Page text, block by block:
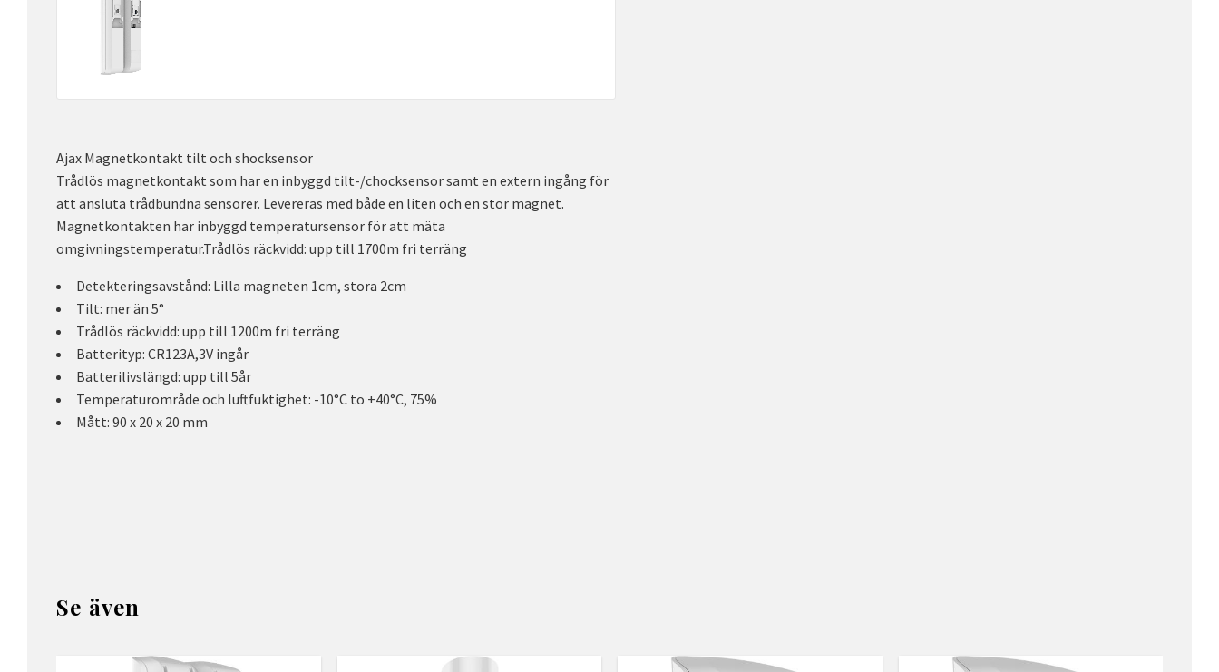
Ajax Magnetkontakt tilt och shocksensor
Trådlös magnetkontakt som har en inbyggd tilt-/chocksensor samt en extern ingång för
att ansluta trådbundna sensorer. Levereras med både en liten och en stor magnet.
Magnetkontakten har inbyggd temperatursensor för att mäta
omgivningstemperatur.Trådlös räckvidd: upp till 1700m fri terräng
Detekteringsavstånd: Lilla magneten 1cm, stora 2cm
Tilt: mer än 5°
Trådlös räckvidd: upp till 1200m fri terräng
Batterityp: CR123A,3V ingår
Batterilivslängd: upp till 5år
Temperaturområde och luftfuktighet: -10°C to +40°C, 75%
Mått: 90 x 20 x 20 mm
Se även